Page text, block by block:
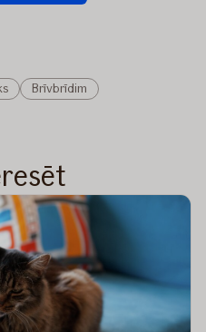
Brīvbrīdim